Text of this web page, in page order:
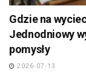
Gdzie na
Jednodniowy
pomysły
2026-07-13